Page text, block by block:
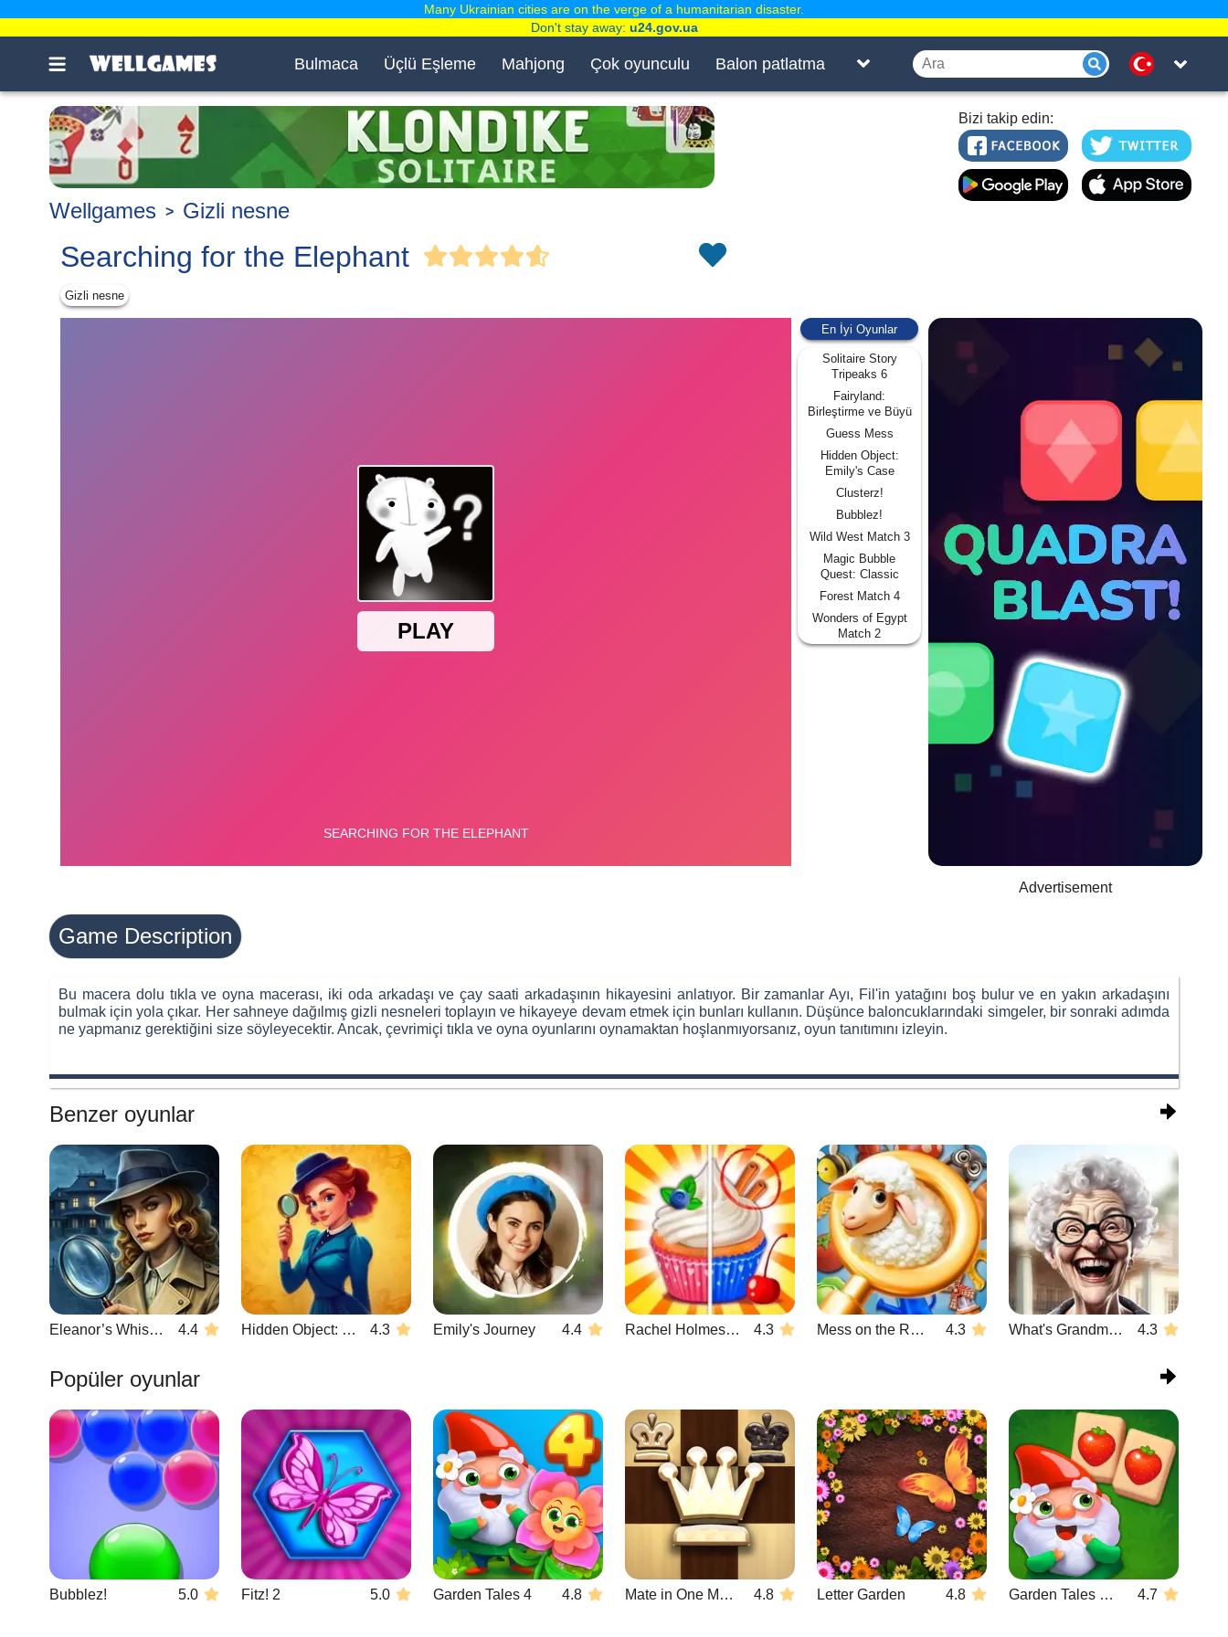
Bulmaca Üçlü Eşleme Mahjong Çok oyunculu Balon patlatma
Bizi takip edin:
Wellgames Gizli nesne
Searching for the Elephant
Gizli nesne
En İyi Oyunlar
Solitaire Story
Tripeaks 6
Fairyland:
Birleştirme ve Büyü
Guess Mess
Hidden Object:
Emily's Case
Clusterz!
Bubblez!
Wild West Match 3
Magic Bubble
Quest: Classic
Forest Match 4
Wonders of Egypt
Match 2
Advertisement
Game Description
Bu macera dolu tıkla ve oyna macerası, iki oda arkadaşı ve çay saati arkadaşının hikayesini anlatıyor. Bir zamanlar Ayı, Fil'in yatağını boş bulur ve en yakın arkadaşını
bulmak için yola çıkar. Her sahneye dağılmış gizli nesneleri toplayın ve hikayeye devam etmek için bunları kullanın. Düşünce baloncuklarındaki simgeler, bir sonraki adımda
ne yapmanız gerektiğini size söyleyecektir. Ancak, çevrimiçi tıkla ve oyna oyunlarını oynamaktan hoşlanmıyorsanız, oyun tanıtımını izleyin.
Benzer oyunlar
Eleanor’s Whisper 4.4 Hidden Object: Emily's Case 4.3 Emily's Journey 4.4 Rachel Holmes: farklılıkları 4.3 Mess on the Ranch 4.3 What's Grandma Hiding 4.3
Popüler oyunlar
Bubblez! 5.0 Fitz! 2 5.0 Garden Tales 4 4.8 Mate in One Move 4.8 Letter Garden 4.8 Garden Tales Mahjong 4.7
Many Ukrainian cities are on the verge of a humanitarian disaster.
Don't stay away: u24.gov.ua